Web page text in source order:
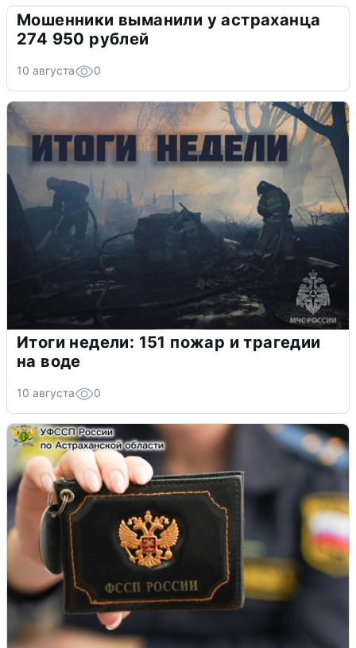
Мошенники выманили у астраханца
274 950 рублей
10 августа 0
Итоги недели: 151 пожар и трагедии
на воде
10 августа 0